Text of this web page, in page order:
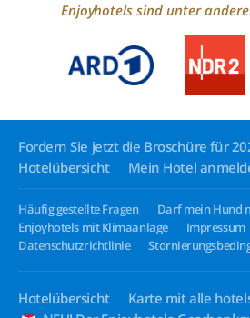
Enjoyhotels sind unter
Fordern Sie jetzt die Broschüre für
Hotelübersicht
Mein Hotel
Häufig gestellte Fragen
Darf mein Hund
Enjoyhotels mit Klimaanlage
Impressum
Datenschutzrichtlinie
Hotelübersicht Karte mit alle